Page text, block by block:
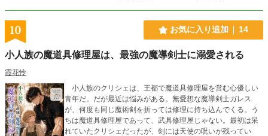
10 お気に入り追加 14
小人族の魔道具修理屋は、最強の魔導剣士に溺愛される
霞花怜
小人族のクリシェは、王都で魔道具修理屋を営む心優しい
青年だ。だが最近は悩みがある。無愛想な魔導剣士ガレス
が、何度も同じ魔術剣を折っては修理に持ち込んでくる。う
ちは魔道具修理屋であって、武具修理屋じゃない。最初は呆
れていたクリシェだったが、剣には天使の呪いが残ってい